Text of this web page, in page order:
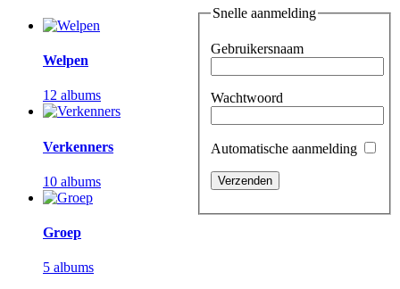
Snelle aanmelding
Gebruikersnaam
Wachtwoord
Automatische aanmelding
Welpen
12 albums
Verkenners
10 albums
Groep
5 albums